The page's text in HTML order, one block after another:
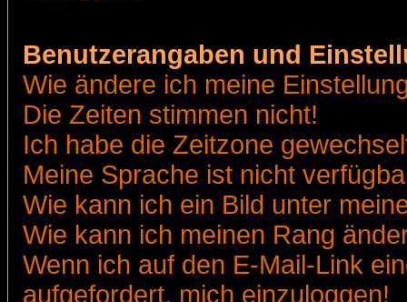
Benutzerangaben und
Wie ändere ich meine
Die Zeiten stimmen nicht!
Ich habe die Zeitzone
Meine Sprache ist nicht
Wie kann ich ein Bild unter
Wie kann ich meinen Rang
Wenn ich auf den E-Mail-Link
aufgefordert, mich einzuloggen!